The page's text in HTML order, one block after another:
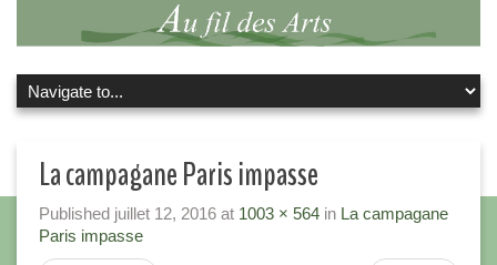
La campagane Paris impasse
Published juillet 12, 2016 at 1003 × 564 in La campagane
Paris impasse